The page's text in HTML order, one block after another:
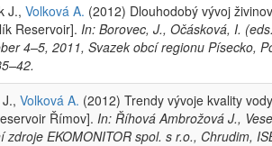
J., Volková A. (2012) Dlouhodobý vývoj
Reservoir]. In: Borovec, J., Očásková, I.
4–5, 2011, Svazek obcí regionu Písecko,
Volková A. (2012) Trendy vývoje kvality
Římov]. In: Říhová Ambrožová J.,
EKOMONITOR spol. s r.o., Chrudim,